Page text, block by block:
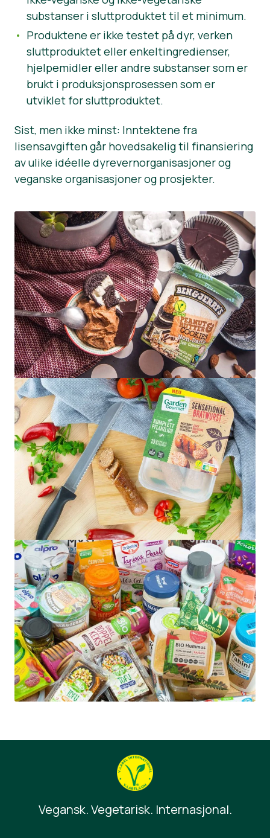
substanser i sluttproduktet til et minimum.
Produktene er ikke testet på dyr, verken
sluttproduktet eller enkeltingredienser,
hjelpemidler eller andre substanser som er
brukt i produksjonsprosessen som er
utviklet for sluttproduktet.
Sist, men ikke minst: Inntektene fra
lisensavgiften går hovedsakelig til finansiering
av ulike idéelle dyrevernorganisasjoner og
veganske organisasjoner og prosjekter.
Vegansk. Vegetarisk. Internasjonal.